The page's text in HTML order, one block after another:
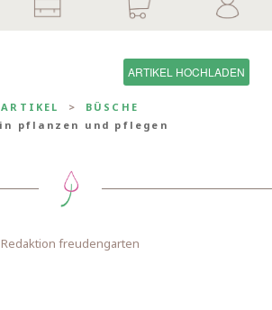
ARTIKEL HOCHLADEN
ARTIKEL
BÜSCHE
pflanzen und pflegen
Redaktion freudengarten